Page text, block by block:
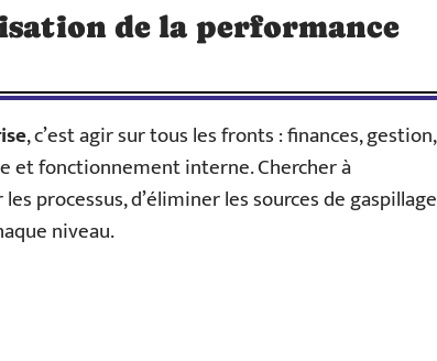
de la performance
, c’est agir sur tous les fronts : finances, gestion,
et fonctionnement interne. Chercher à
processus, d’éliminer les sources de gaspillage
niveau.